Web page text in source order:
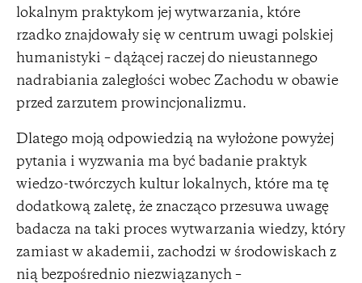
lokalnym praktykom jej wytwarzania, które
rzadko znajdowały się w centrum uwagi polskiej
humanistyki – dążącej raczej do nieustannego
nadrabiania zaległości wobec Zachodu w obawie
przed zarzutem prowincjonalizmu.
Dlatego moją odpowiedzią na wyłożone powyżej
pytania i wyzwania ma być badanie praktyk
wiedzo-twórczych kultur lokalnych, które ma tę
dodatkową zaletę, że znacząco przesuwa uwagę
badacza na taki proces wytwarzania wiedzy, który
zamiast w akademii, zachodzi w środowiskach z
nią bezpośrednio niezwiązanych –